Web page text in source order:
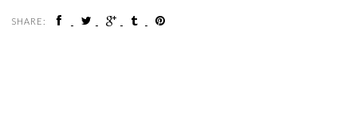
SHARE: